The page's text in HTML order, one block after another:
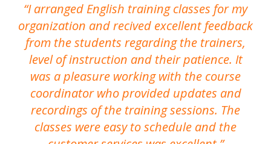
I arranged English training classes for my
organization and recived excellent feedback
from the students regarding the trainers,
level of instruction and their patience. It
was a pleasure working with the course
coordinator who provided updates and
recordings of the training sessions. The
classes were easy to schedule and the